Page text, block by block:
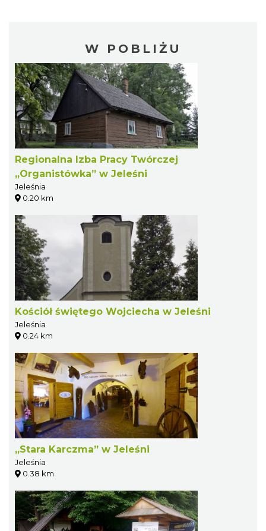
W POBLIŻU
Regionalna Izba Pracy Twórczej
„Organistówka” w Jeleśni
Jeleśnia
0.20 km
Kościół świętego Wojciecha w Jeleśni
Jeleśnia
0.24 km
„Stara Karczma” w Jeleśni
Jeleśnia
0.38 km